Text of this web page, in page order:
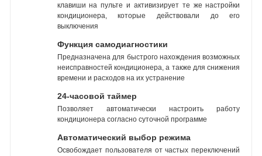
клавиши на пульте и активизирует те же настройки
кондиционера, которые действовали до его
выключения
Функция самодиагностики
Предназначена для быстрого нахождения возможных
неисправностей кондиционера, а также для снижения
времени и расходов на их устранение
24-часовой таймер
Позволяет автоматически настроить работу
кондиционера согласно суточной программе
Автоматический выбор режима
Освобождает пользователя от частых переключений